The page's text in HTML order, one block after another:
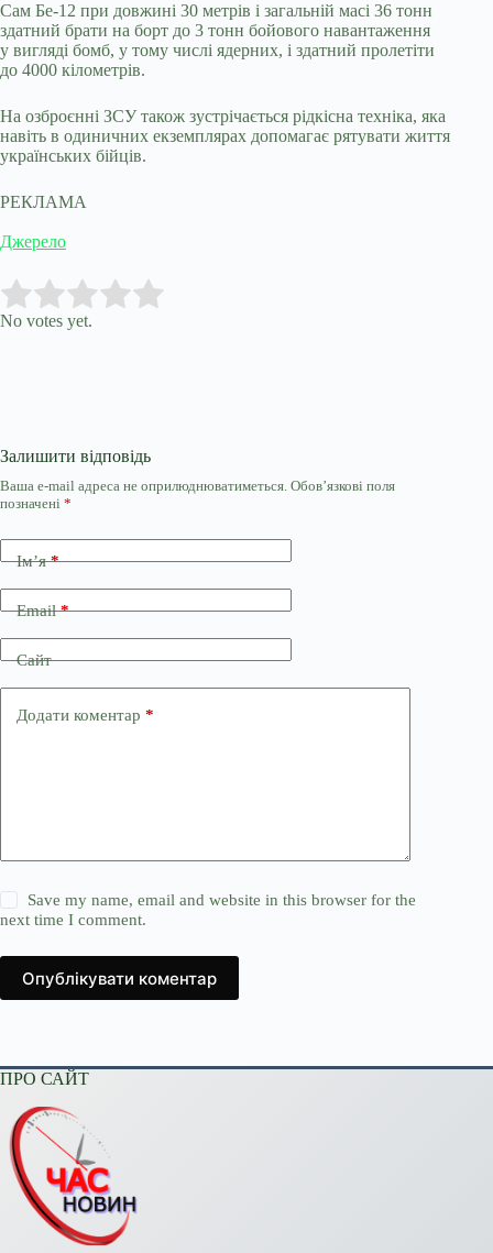
Сам Бе-12 при довжині 30 метрів і загальній масі 36 тонн
здатний брати на борт до 3 тонн бойового навантаження
у вигляді бомб, у тому числі ядерних, і здатний пролетіти
до 4000 кілометрів.
На озброєнні ЗСУ також зустрічається рідкісна техніка, яка
навіть в одиничних екземплярах допомагає рятувати життя
українських бійців.
РЕКЛАМА
Джерело
Rate this item:
No votes yet.
Залишити відповідь
Ваша e-mail адреса не оприлюднюватиметься. Обов’язкові поля
позначені *
Ім’я*
Email*
Сайт
Додати коментар *
Save my name, email and website in this browser for the
next time I comment.
Опублікувати коментар
ПРО САЙТ